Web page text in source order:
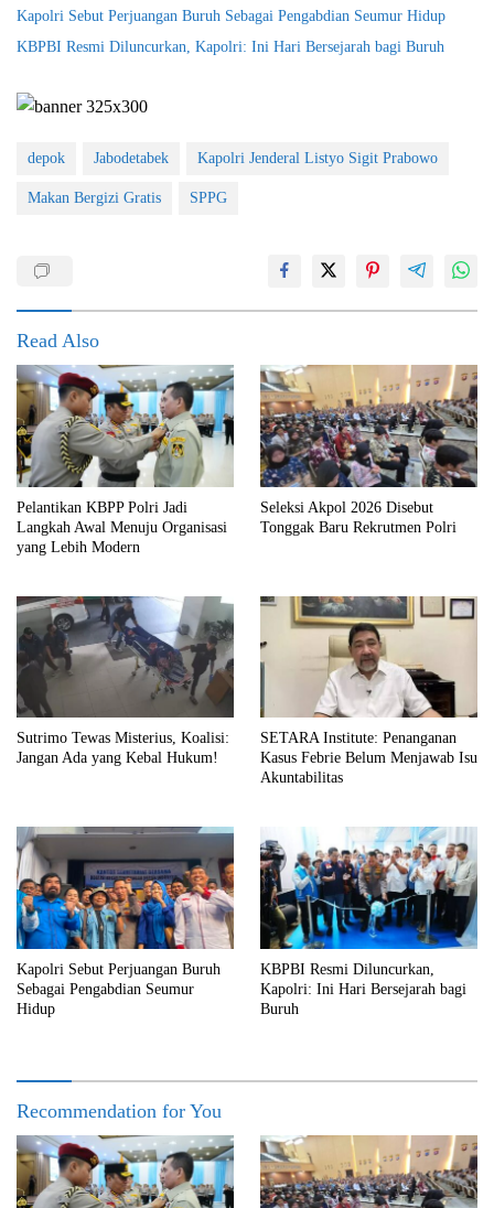
Kapolri Sebut Perjuangan Buruh Sebagai Pengabdian Seumur Hidup
KBPBI Resmi Diluncurkan, Kapolri: Ini Hari Bersejarah bagi Buruh
depok Jabodetabek Kapolri Jenderal Listyo Sigit Prabowo
Makan Bergizi Gratis SPPG
Read Also
Pelantikan KBPP Polri Jadi
Langkah Awal Menuju Organisasi
yang Lebih Modern
Seleksi Akpol 2026 Disebut
Tonggak Baru Rekrutmen Polri
Sutrimo Tewas Misterius, Koalisi:
Jangan Ada yang Kebal Hukum!
SETARA Institute: Penanganan
Kasus Febrie Belum Menjawab Isu
Akuntabilitas
Kapolri Sebut Perjuangan Buruh
Sebagai Pengabdian Seumur
Hidup
KBPBI Resmi Diluncurkan,
Kapolri: Ini Hari Bersejarah bagi
Buruh
Recommendation for You